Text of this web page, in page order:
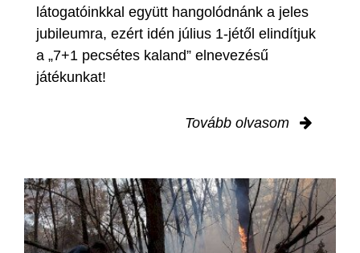
látogatóinkkal együtt hangolódnánk a jeles
jubileumra, ezért idén július 1-jétől elindítjuk
a „7+1 pecsétes kaland” elnevezésű
játékunkat!
Tovább olvasom